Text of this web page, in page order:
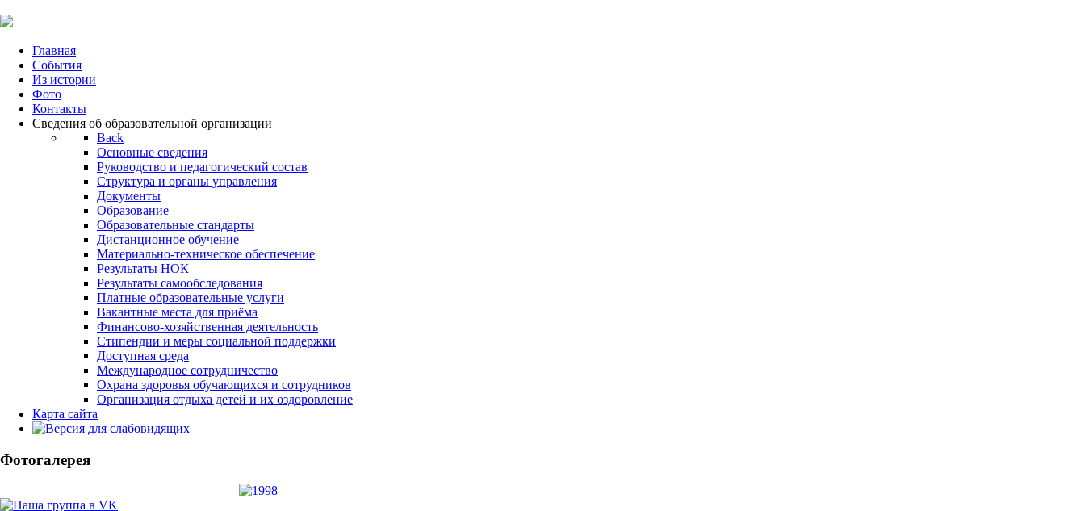
Главная
События
Из истории
Фото
Контакты
Сведения об образовательной организации
Back
Основные сведения
Руководство и педагогический состав
Структура и органы управления
Документы
Образование
Образовательные стандарты
Дистанционное обучение
Материально-техническое обеспечение
Результаты НОК
Результаты самообследования
Платные образовательные услуги
Вакантные места для приёма
Финансово-хозяйственная деятельность
Стипендии и меры социальной поддержки
Доступная среда
Международное сотрудничество
Охрана здоровья обучающихся и сотрудников
Организация отдыха детей и их оздоровление
Карта сайта
Фотогалерея